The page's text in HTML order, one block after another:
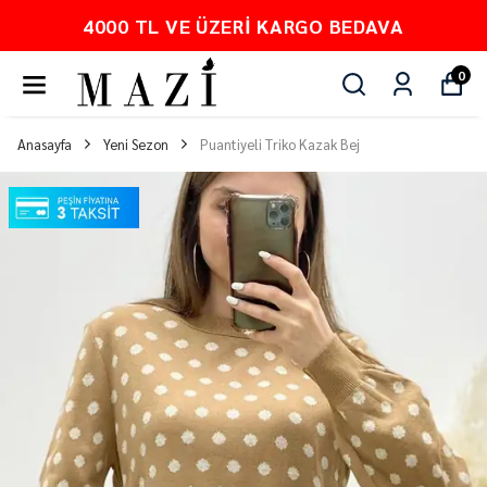
BEDAVA PEŞİN FİYATINA
0
Anasayfa Yeni Sezon Puantiyeli Triko Kazak Bej